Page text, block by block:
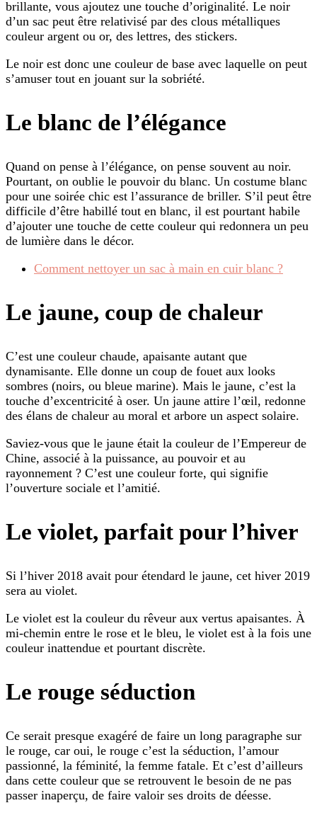
brillante, vous ajoutez une touche d’originalité. Le noir
d’un sac peut être relativisé par des clous métalliques
couleur argent ou or, des lettres, des stickers.
Le noir est donc une couleur de base avec laquelle on peut
s’amuser tout en jouant sur la sobriété.
Le blanc de l’élégance
Quand on pense à l’élégance, on pense souvent au noir.
Pourtant, on oublie le pouvoir du blanc. Un costume blanc
pour une soirée chic est l’assurance de briller. S’il peut être
difficile d’être habillé tout en blanc, il est pourtant habile
d’ajouter une touche de cette couleur qui redonnera un peu
de lumière dans le décor.
Comment nettoyer un sac à main en cuir blanc ?
Le jaune, coup de chaleur
C’est une couleur chaude, apaisante autant que
dynamisante. Elle donne un coup de fouet aux looks
sombres (noirs, ou bleue marine). Mais le jaune, c’est la
touche d’excentricité à oser. Un jaune attire l’œil, redonne
des élans de chaleur au moral et arbore un aspect solaire.
Saviez-vous que le jaune était la couleur de l’Empereur de
Chine, associé à la puissance, au pouvoir et au
rayonnement ? C’est une couleur forte, qui signifie
l’ouverture sociale et l’amitié.
Le violet, parfait pour l’hiver
Si l’hiver 2018 avait pour étendard le jaune, cet hiver 2019
sera au violet.
Le violet est la couleur du rêveur aux vertus apaisantes. À
mi-chemin entre le rose et le bleu, le violet est à la fois une
couleur inattendue et pourtant discrète.
Le rouge séduction
Ce serait presque exagéré de faire un long paragraphe sur
le rouge, car oui, le rouge c’est la séduction, l’amour
passionné, la féminité, la femme fatale. Et c’est d’ailleurs
dans cette couleur que se retrouvent le besoin de ne pas
passer inaperçu, de faire valoir ses droits de déesse.